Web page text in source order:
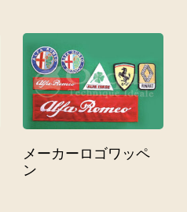
メーカーロゴワッペ
ン